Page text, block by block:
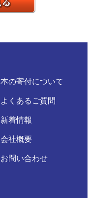
本の寄付について
よくあるご質問
新着情報
会社概要
お問い合わせ